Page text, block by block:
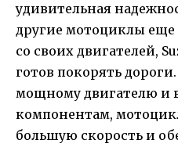
удивительная
другие мотоциклы
со своих двигателей,
готов покорять
мощному двигателю и
компонентам,
большую скорость и